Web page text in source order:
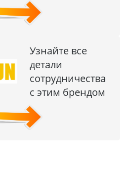
Узнайте все
детали
сотрудничества
с этим брендом